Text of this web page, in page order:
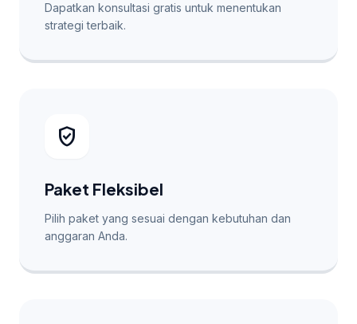
Dapatkan konsultasi gratis untuk menentukan
strategi terbaik.
verified_user
Paket Fleksibel
Pilih paket yang sesuai dengan kebutuhan dan
anggaran Anda.